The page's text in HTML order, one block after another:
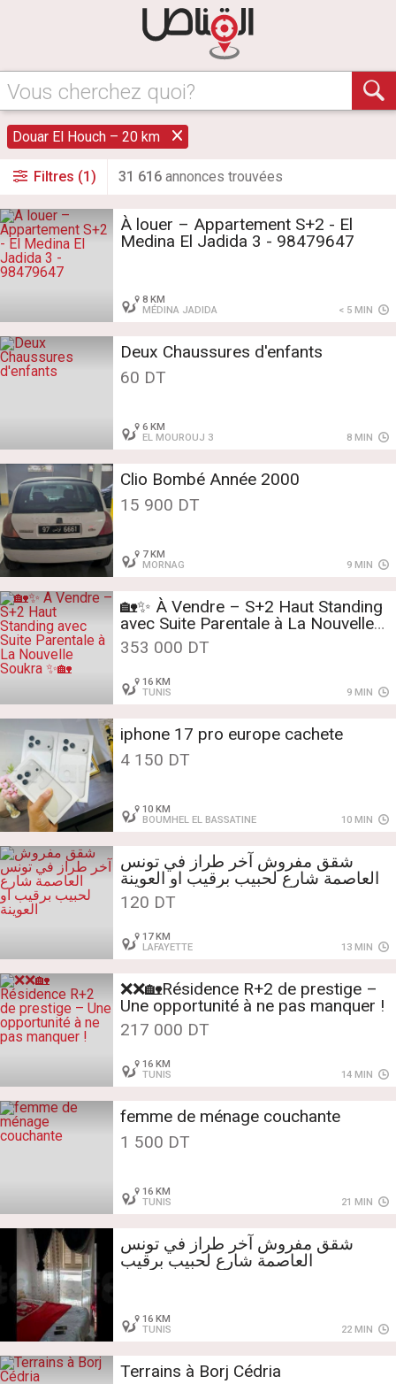
Vous cherchez quoi?
Douar El Houch – 20 km
Filtres (1) 31 616 annonces trouvées
À louer – Appartement S+2 - El
Medina El Jadida 3 - 98479647
8 KM
MÉDINA JADIDA
< 5 MIN
Deux Chaussures d'enfants
60 DT
6 KM
EL MOUROUJ 3
8 MIN
Clio Bombé Année 2000
15 900 DT
7 KM
MORNAG
9 MIN
🏡✨ À Vendre – S+2 Haut Standing
avec Suite Parentale à La Nouvelle
Soukra ✨🏡
353 000 DT
16 KM
TUNIS
9 MIN
iphone 17 pro europe cachete
4 150 DT
10 KM
BOUMHEL EL BASSATINE
10 MIN
شقق مفروش آخر طراز في تونس
العاصمة شارع لحبيب برقيب او العوينة
120 DT
17 KM
LAFAYETTE
13 MIN
❌❌🏡Résidence R+2 de prestige –
217 000 DT
16 KM
TUNIS
14 MIN
femme de ménage couchante
1 500 DT
16 KM
TUNIS
21 MIN
شقق مفروش آخر طراز في تونس
العاصمة شارع لحبيب برقيب
16 KM
TUNIS
22 MIN
Terrains à Borj Cédria